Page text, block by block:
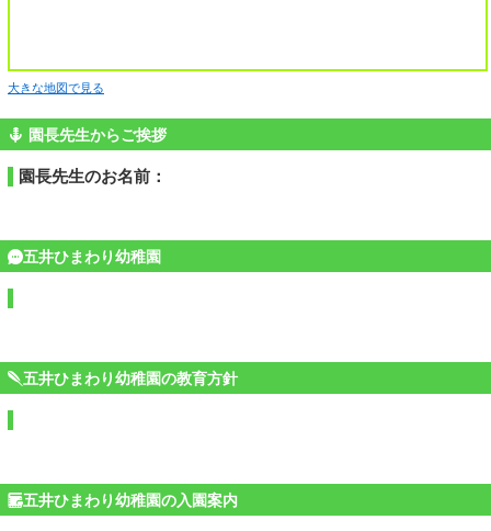
大きな地図で見る
園長先生からご挨拶
園長先生のお名前：
五井ひまわり幼稚園
五井ひまわり幼稚園の教育方針
五井ひまわり幼稚園の入園案内